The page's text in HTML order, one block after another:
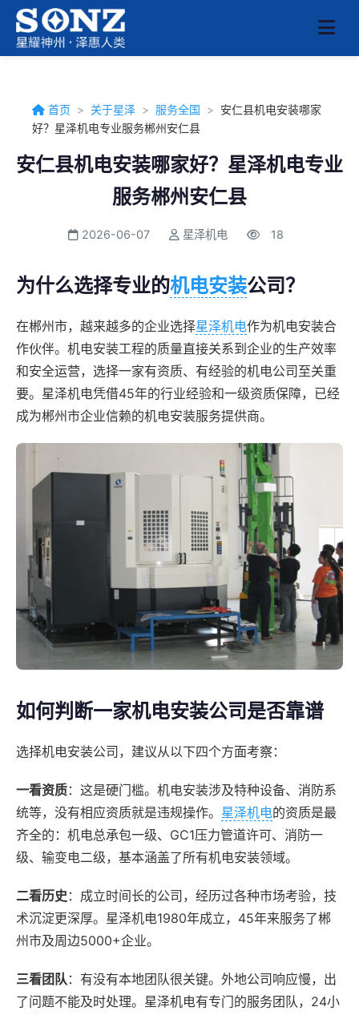
首页 > 关于星泽 > 服务全国 > 安仁县机电安装哪家
好？星泽机电专业服务郴州安仁县
安仁县机电安装哪家好？星泽机电专业
服务郴州安仁县
2026-06-07 星泽机电 18
为什么选择专业的机电安装公司？
在郴州市，越来越多的企业选择星泽机电作为机电安装合
作伙伴。机电安装工程的质量直接关系到企业的生产效率
和安全运营，选择一家有资质、有经验的机电公司至关重
要。星泽机电凭借45年的行业经验和一级资质保障，已经
成为郴州市企业信赖的机电安装服务提供商。
如何判断一家机电安装公司是否靠谱
选择机电安装公司，建议从以下四个方面考察：
一看资质：这是硬门槛。机电安装涉及特种设备、消防系
统等，没有相应资质就是违规操作。 星泽机电的资质是最
齐全的：机电总承包一级、GC1压力管道许可、消防一
级、输变电二级，基本涵盖了所有机电安装领域。
二看历史 ：成立时间长的公司，经历过各种市场考验，技
术沉淀更深厚。星泽机电1980年成立，45年来服务了郴
州市及周边5000+企业。
三看团队：有没有本地团队很关键。外地公司响应慢，出
了问题不能及时处理。星泽机电有专门的服务团队，24小